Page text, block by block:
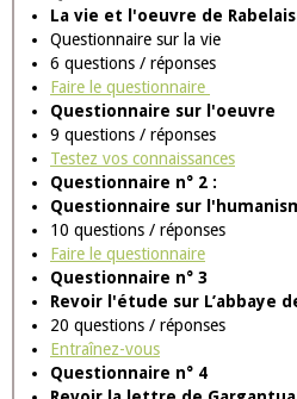
Questionnaire n° 1 :
La vie et l'oeuvre de Rabelais
Questionnaire sur la vie
6 questions / réponses
Faire le questionnaire